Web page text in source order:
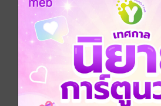
อยากได้ ซื้อเป็นของขวัญ
เรื่องราวของ “ซี ชวดล” ทายาทรุ่นที่
ใหญ่ กับ “ใหญ่ ชคธนัน” นักศึกษาหนุ่
ตลอด พวกเขาเริ่มจากการเป็นเพื่อน
เป็นเพื่อนสนิท แล้วเพื่อนสนิทดันไป